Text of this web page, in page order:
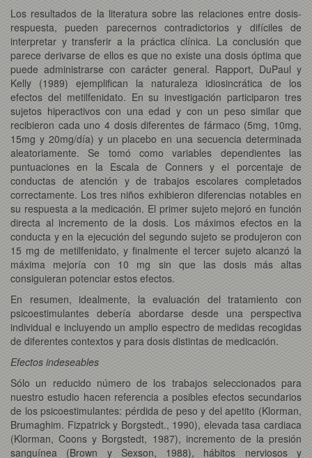
Los resultados de la literatura sobre las relaciones entre dosis-
respuesta, pueden parecernos contradictorios y difíciles de
interpretar y transferir a la práctica clínica. La conclusión que
parece derivarse de ellos es que no existe una dosis óptima que
puede administrarse con carácter general. Rapport, DuPaul y
Kelly (1989) ejemplifican la naturaleza idiosincrática de los
efectos del metilfenidato. En su investigación participaron tres
sujetos hiperactivos con una edad y con un peso similar que
recibieron cada uno 4 dosis diferentes de fármaco (5mg, 10mg,
15mg y 20mg/día) y un placebo en una secuencia determinada
aleatoriamente. Se tomó como variables dependientes las
puntuaciones en la Escala de Conners y el porcentaje de
conductas de atención y de trabajos escolares completados
correctamente. Los tres niños exhibieron diferencias notables en
su respuesta a la medicación. El primer sujeto mejoró en función
directa al incremento de la dosis. Los máximos efectos en la
conducta y en la ejecución del segundo sujeto se produjeron con
15 mg de metilfenidato, y finalmente el tercer sujeto alcanzó la
máxima mejoría con 10 mg sin que las dosis más altas
consiguieran potenciar estos efectos.
En resumen, idealmente, la evaluación del tratamiento con
psicoestimulantes debería abordarse desde una perspectiva
individual e incluyendo un amplio espectro de medidas recogidas
de diferentes contextos y para dosis distintas de medicación.
Efectos indeseables
Sólo un reducido número de los trabajos seleccionados para
nuestro estudio hacen referencia a posibles efectos secundarios
de los psicoestimulantes: pérdida de peso y del apetito (Klorman,
Brumaghim. Fizpatrick y Borgstedt., 1990), elevada tasa cardiaca
(Klorman, Coons y Borgstedt, 1987), incremento de la presión
sanguínea (Brown y Sexson, 1988), hábitos nerviosos y